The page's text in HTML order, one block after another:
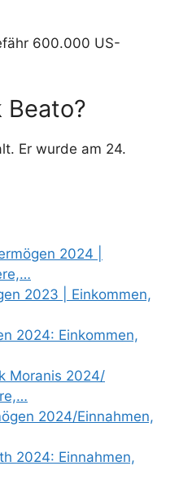
600.000 US-
Beato?
Er wurde am 24.
2024 |
2023 | Einkommen,
2024: Einkommen,
Moranis 2024/
2024/Einnahmen,
2024: Einnahmen,